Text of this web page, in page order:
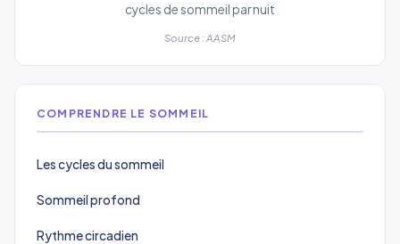
cycles de sommeil par nuit
Source : AASM
COMPRENDRE LE SOMMEIL
Les cycles du sommeil
Sommeil profond
Rythme circadien